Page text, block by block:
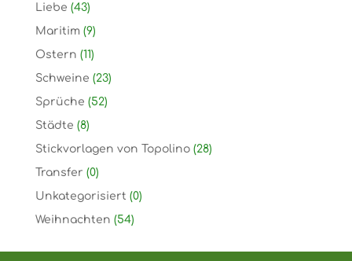
Liebe (43)
Maritim (9)
Ostern (11)
Schweine (23)
Sprüche (52)
Städte (8)
Stickvorlagen von Topolino (28)
Transfer (0)
Unkategorisiert (0)
Weihnachten (54)